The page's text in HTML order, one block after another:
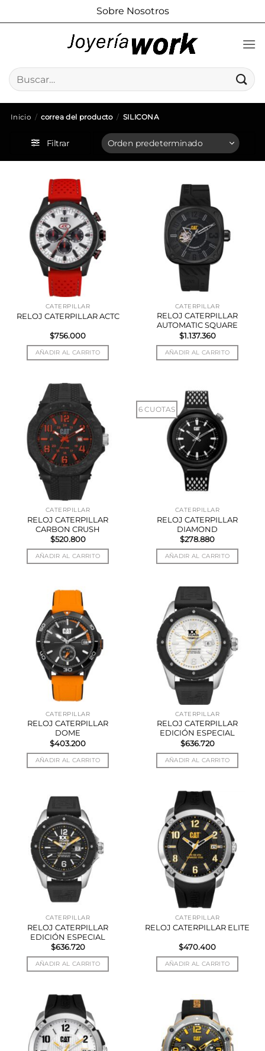
al
Sobre Nosotros
Buscar
por:
Inicio / correa del producto / SILICONA
Filtrar
CATERPILLAR
RELOJ CATERPILLAR ACTC
$756.000
AÑADIR AL CARRITO
CATERPILLAR
RELOJ CATERPILLAR
AUTOMATIC SQUARE
$1.137.360
AÑADIR AL CARRITO
CATERPILLAR
RELOJ CATERPILLAR
CARBON CRUSH
$520.800
AÑADIR AL CARRITO
6 CUOTAS
CATERPILLAR
RELOJ CATERPILLAR
DIAMOND
$278.880
AÑADIR AL CARRITO
CATERPILLAR
RELOJ CATERPILLAR
DOME
$403.200
AÑADIR AL CARRITO
CATERPILLAR
RELOJ CATERPILLAR
EDICIÓN ESPECIAL
$636.720
AÑADIR AL CARRITO
CATERPILLAR
RELOJ CATERPILLAR
EDICIÓN ESPECIAL
$636.720
AÑADIR AL CARRITO
CATERPILLAR
RELOJ CATERPILLAR ELITE
$470.400
AÑADIR AL CARRITO